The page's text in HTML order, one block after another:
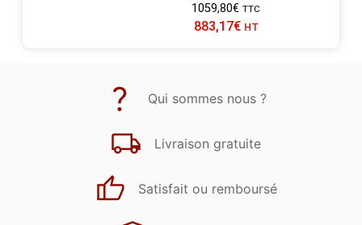
1059,80€ TTC
883,17€ HT
Qui sommes nous ?
Livraison gratuite
Satisfait ou remboursé